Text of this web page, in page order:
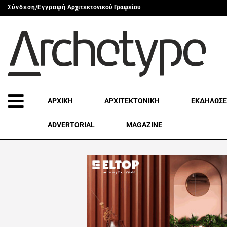
Σύνδεση/Εγγραφή Αρχιτεκτονικού Γραφείου
ΑΡΧΙΚΗ ΑΡΧΙΤΕΚΤΟΝΙΚΗ
ADVERTORIAL MAGAZINE